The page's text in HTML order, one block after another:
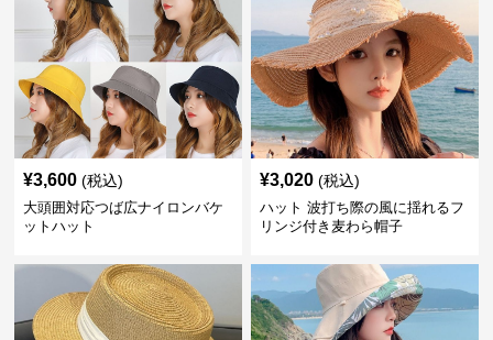
¥3,600 (税込)
大頭囲対応つば広ナイロンバケ
ットハット
¥3,020 (税込)
ハット 波打ち際の風に揺れるフ
リンジ付き麦わら帽子